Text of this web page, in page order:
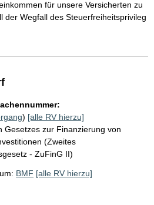
für unsere Versicherten zu
der Wegfall des Steuerfreiheitsprivileg
) [alle RV hierzu]
Gesetzes zur Finanzierung von
(Zweites
- ZuFinG II)
BMF [alle RV hierzu]